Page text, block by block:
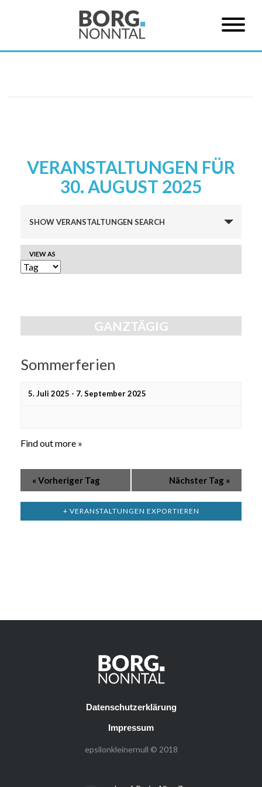
VERANSTALTUNGEN FÜR
30. AUGUST 2025
Suche
und
Ansichten,
SHOW VERANSTALTUNGEN SEARCH
VERANSTALTUNG
ANSICHTEN-
VIEW AS
GANZTÄGIG
Sommerferien
5. Juli 2025 - 7. September 2025
Find out more »
« Vorheriger Tag Nächster Tag »
+ VERANSTALTUNGEN EXPORTIEREN
Datenschutzerklärung
Impressum
epsilonkleinernull © 2018